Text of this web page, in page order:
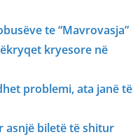
te “Mavrovasja”
kryesore në
problemi, ata janë të
asnjë biletë të shitur